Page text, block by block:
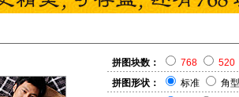
拼图块数： 768
520
拼图形状：
标准
角型